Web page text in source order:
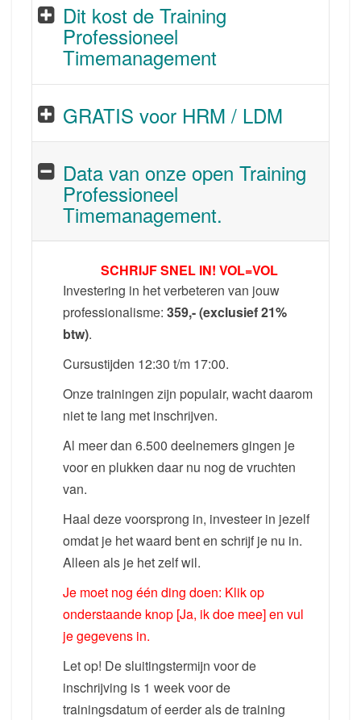
Dit kost de Training
Professioneel
Timemanagement
GRATIS voor HRM / LDM
Data van onze open Training
Professioneel
Timemanagement.
SCHRIJF SNEL IN! VOL=VOL
Investering in het verbeteren van jouw
professionalisme:359,- (exclusief 21%
btw).
Cursustijden 12:30 t/m 17:00.
Onze trainingen zijn populair, wacht daarom
niet te lang met inschrijven.
Al meer dan 6.500 deelnemers gingen je
voor en plukken daar nu nog de vruchten
van.
Haal deze voorsprong in, investeer in jezelf
omdat je het waard bent en schrijf je nu in.
Alleen als je het zelf wil.
Je moet nog één ding doen: Klik op
onderstaande knop [Ja, ik doe mee] en vul
je gegevens in.
Let op! De sluitingstermijn voor de
inschrijving is 1 week voor de
trainingsdatum of eerder als de training